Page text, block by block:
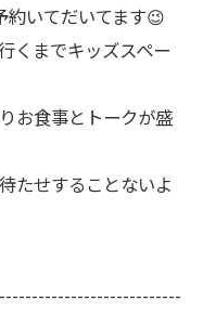
約いてだいてます😉
くまでキッズスペー
お食事とトークが盛
たせすることないよ